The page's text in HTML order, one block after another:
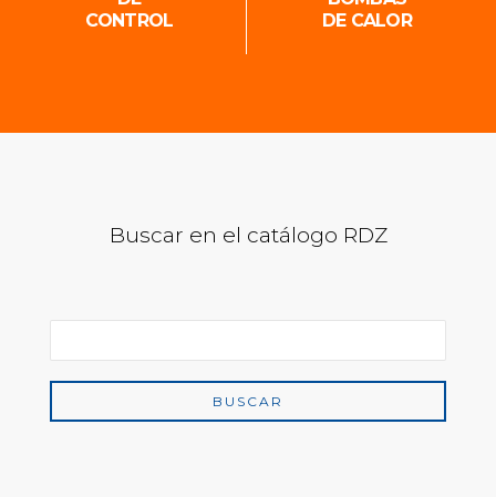
CONTROL
DE CALOR
Buscar en el catálogo RDZ